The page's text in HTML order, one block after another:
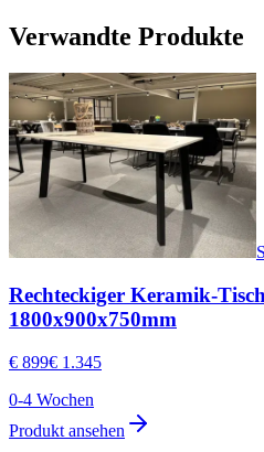
Verwandte Produkte
Rechteckiger Keramik-
1800x900x750mm
€ 899€ 1.345
0-4 Wochen
Produkt ansehen